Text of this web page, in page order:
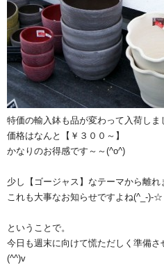
特価の輸入鉢も品が変わって入荷しま
価格はなんと【￥３００～】
かなりのお得感です～～(^o^)ゞ
少し【ゴージャス】なテーマから離
これも大事なお知らせですよね(^_-)-☆
ということで。
今日も週末に向けて慌ただしく準備
(^^)v